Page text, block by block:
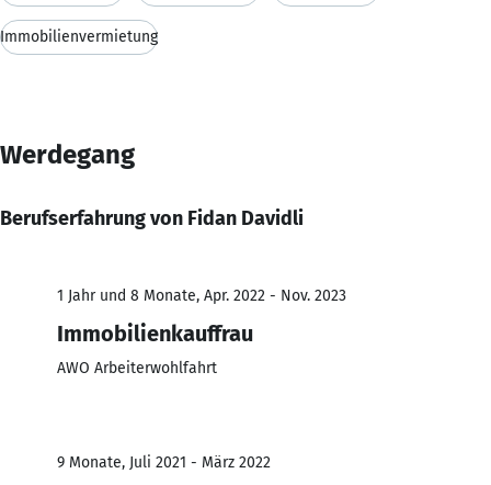
Immobilienvermietung
Werdegang
Berufserfahrung von Fidan Davidli
1 Jahr und 8 Monate, Apr. 2022 - Nov. 2023
Immobilienkauffrau
AWO Arbeiterwohlfahrt
9 Monate, Juli 2021 - März 2022